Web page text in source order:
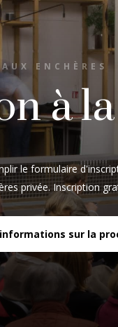
ENCHÈRES
à
le formulaire
privée. Inscription
sur la